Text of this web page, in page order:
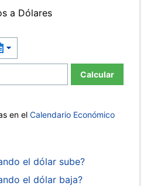
a Dólares
Calcular
en el Calendario Económico
el dólar sube?
el dólar baja?